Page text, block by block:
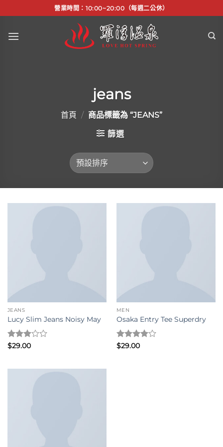
to
content
營業時間：10:00~20:00（每週二公休）
jeans
首頁 / 商品標籤為 “JEANS”
篩選
JEANS
Lucy Slim Jeans Noisy May
評分3
$29.00
MEN
Osaka Entry Tee Superdry
評分4
$29.00